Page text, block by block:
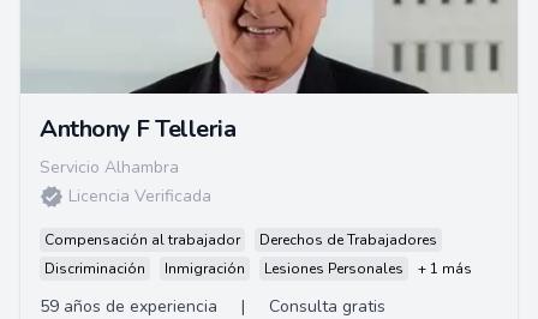
Anthony F Telleria
Servicio Alhambra
Licencia Verificada
Compensación al trabajador
Derechos de Trabajadores
Discriminación
Inmigración Lesiones Personales + 1 más
59 años de experiencia | Consulta gratis